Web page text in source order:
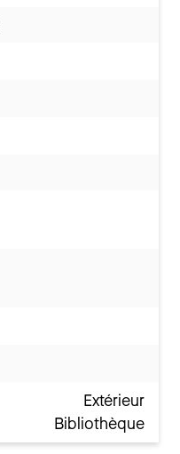
Extérieur
Bibliothèque